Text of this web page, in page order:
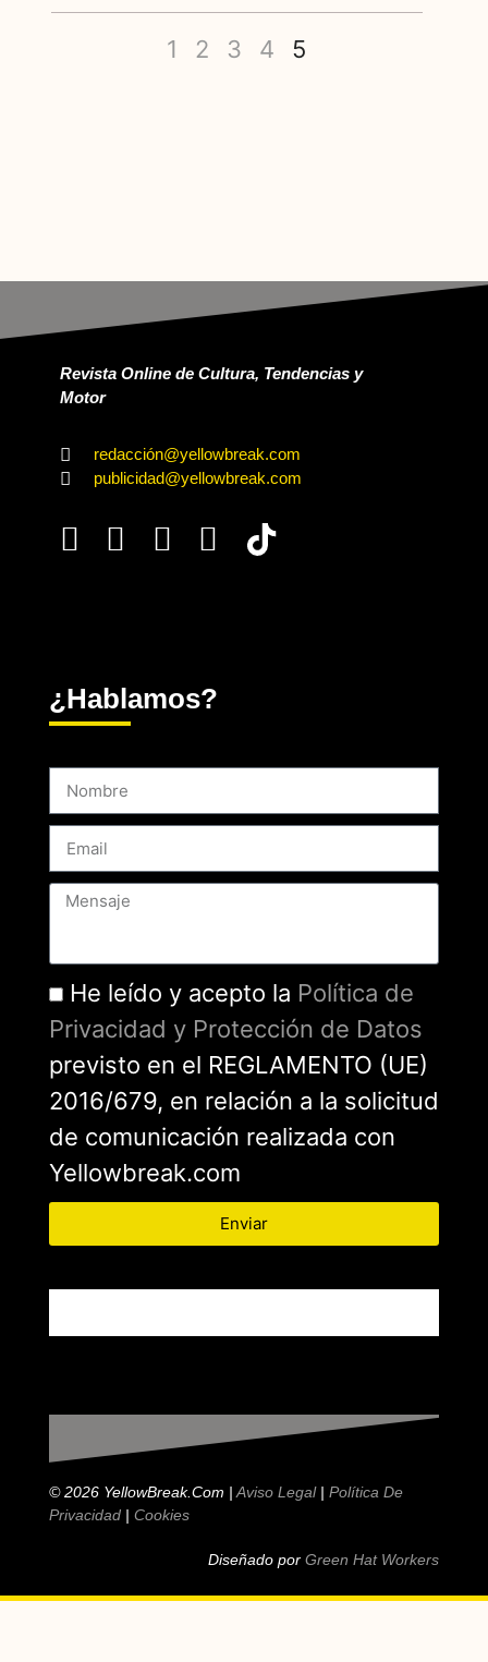
1 2 3 4 5
Revista Online de Cultura, Tendencias y
Motor
redacción@yellowbreak.com
publicidad@yellowbreak.com
¿Hablamos?
He leído y acepto la Política de
Privacidad y Protección de Datos
previsto en el REGLAMENTO (UE)
2016/679, en relación a la solicitud
de comunicación realizada con
Yellowbreak.com
Enviar
© 2026 YellowBreak.com | Aviso Legal| Política De
Privacidad| Cookies
Diseñado porGreen Hat Workers